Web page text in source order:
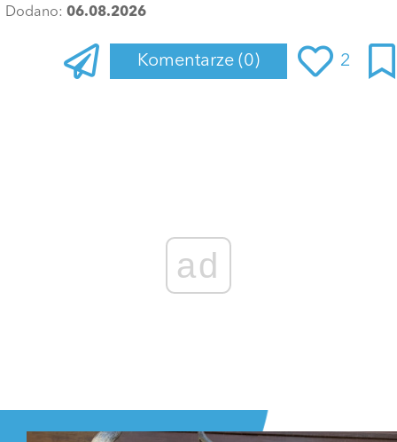
Dodano: 06.08.2026
Komentarze (0) 2
ad